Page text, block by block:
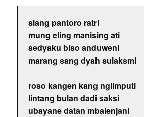
siang pantoro ratri
mung eling manising ati
sedyaku biso anduweni
marang sang dyah sulaksmi
roso kangen kang nglimputi
lintang bulan dadi saksi
ubayane datan mbalenjani